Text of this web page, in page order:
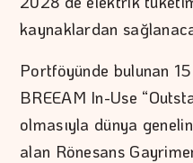
kaynaklardan
Portföyünde bulunan 15
BREEAM In-Use
olmasıyla dünya
alan Rönesans